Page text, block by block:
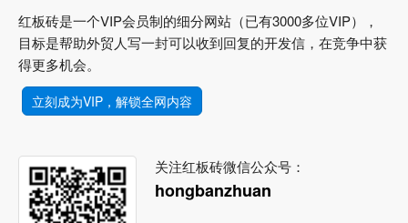
红板砖是一个VIP会员制的细分网站（已有3000多位VIP），
目标是帮助外贸人写一封可以收到回复的开发信，在竞争中获
得更多机会。
立刻成为VIP，解锁全网内容
关注红板砖微信公众号：
hongbanzhuan